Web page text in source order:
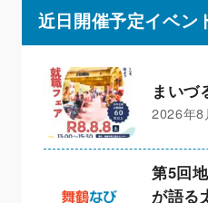
近日開催予定イベン
まいづ
2026年8
第5回
が語る